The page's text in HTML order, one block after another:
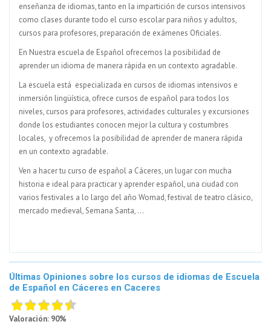
enseñanza de idiomas, tanto en la impartición de cursos intensivos
como clases durante todo el curso escolar para niños y adultos,
cursos para profesores, preparación de exámenes Oficiales.
En Nuestra escuela de Español ofrecemos la posibilidad de
aprender un idioma de manera rápida en un contexto agradable.
La escuela está especializada en cursos de idiomas intensivos e
inmersión lingüística, ofrece cursos de español para todos los
niveles, cursos para profesores, actividades culturales y excursiones
donde los estudiantes conocen mejor la cultura y costumbres
locales, y ofrecemos la posibilidad de aprender de manera rápida
en un contexto agradable.
Ven a hacer tu curso de español a Cáceres, un lugar con mucha
historia e ideal para practicar y aprender español, una ciudad con
varios festivales a lo largo del año Womad, festival de teatro clásico,
mercado medieval, Semana Santa, ...
Últimas Opiniones sobre los cursos de idiomas de Escuela
de Español en Cáceres en Caceres
Valoración: 90%